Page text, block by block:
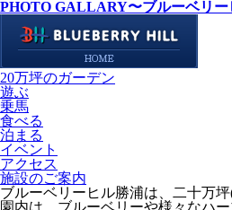
PHOTO GALLARY〜ブルーベリ
20万坪のガーデン
遊ぶ
乗馬
食べる
泊まる
イベント
アクセス
施設のご案内
ブルーベリーヒル勝浦は、二十万
園内は、ブルーベリーや様々なハ